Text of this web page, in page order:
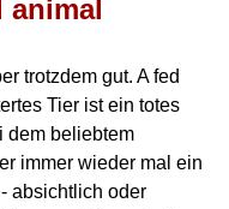
animal
trotzdem gut. A fed
Tier ist ein totes
dem beliebtem
immer wieder mal ein
absichtlich oder